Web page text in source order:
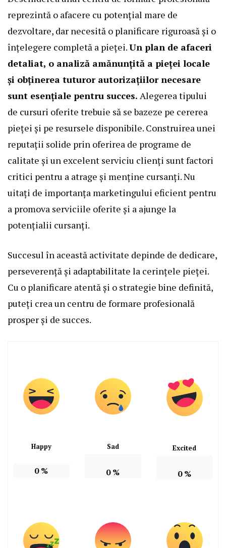
reprezintă o afacere cu potențial mare de
dezvoltare, dar necesită o planificare riguroasă și o
înțelegere completă a pieței.Un plan de afaceri
detaliat, o analiză amănunțită a pieței locale
și obținerea tuturor autorizațiilor necesare
sunt esențiale pentru succes. Alegerea tipului
de cursuri oferite trebuie să se bazeze pe cererea
pieței și pe resursele disponibile. Construirea unei
reputații solide prin oferirea de programe de
calitate și un excelent serviciu clienți sunt factori
critici pentru a atrage și menține cursanți. Nu
uitați de importanța marketingului eficient pentru
a promova serviciile oferite și a ajunge la
potențialii cursanți.
Succesul în această activitate depinde de dedicare,
perseverență și adaptabilitate la cerințele pieței.
Cu o planificare atentă și o strategie bine definită,
puteți crea un centru de formare profesională
prosper și de succes.
Happy
0%
Sad
0%
Excited
0%